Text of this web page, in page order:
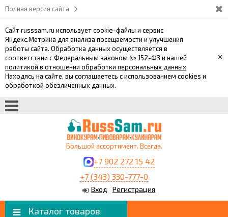
Полная версия сайта
Сайт russsam.ru использует cookie-файлы и сервис
Яндекс.Метрика для анализа посещаемости и улучшения
работы сайта. Обработка данных осуществляется в
соответствии с Федеральным законом № 152-ФЗ и нашей
политикой в отношении обработки персональных данных.
Находясь на сайте, вы соглашаетесь с использованием cookies и
обработкой обезличенных данных.
×
Большой ассортимент. Всегда.
+7 902 272 15 42
+7 (343) 330-777-0
Вход Регистрация
Каталог товаров